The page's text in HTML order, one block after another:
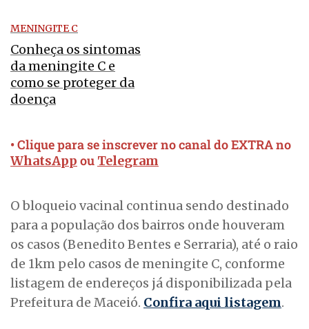
MENINGITE C
Conheça os sintomas
da meningite C e
como se proteger da
doença
• Clique para se inscrever no canal do EXTRA no
WhatsApp ou Telegram
O bloqueio vacinal continua sendo destinado
para a população dos bairros onde houveram
os casos (Benedito Bentes e Serraria), até o raio
de 1km pelo casos de meningite C, conforme
listagem de endereços já disponibilizada pela
Prefeitura de Maceió. Confira aqui listagem.